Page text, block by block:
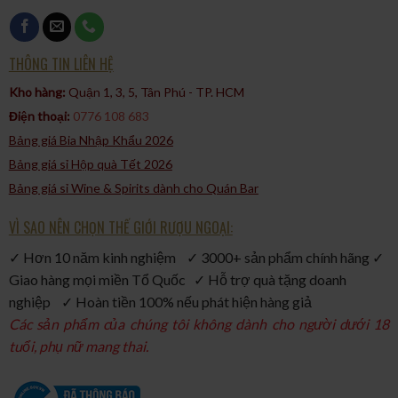
Giải thưởng Gold Medal tại cuộc thi International Wine and
Spirit Competition.
Giải thưởng Best Gin tại cuộc thi World Drinks Awards.
Giải thưởng Master Medal tại cuộc thi The Gin Masters.
Rượu Gin Gordon’s đã trở thành một biểu tượng của thế giới
gin và là một sự lựa chọn phổ biến cho những người yêu thích
cocktail và hương vị truyền thống của gin Anh
THÔNG TIN LIÊN HỆ
Kho hàng: Quận 1, 3, 5, Tân Phú - TP. HCM​
Điện thoại: 0776 108 683
Bảng giá Bia Nhập Khẩu 2026
Bảng giá sỉ Hộp quà Tết 2026
Bảng giá sỉ Wine & Spirits dành cho Quán Bar
VÌ SAO NÊN CHỌN THẾ GIỚI RƯỢU NGOẠI:
✓ Hơn 10 năm kinh nghiệm ✓ 3000+ sản phẩm chính hãng ✓
Giao hàng mọi miền Tổ Quốc ✓ Hỗ trợ quà tặng doanh
nghiệp ✓ Hoàn tiền 100% nếu phát hiện hàng giả
Các sản phẩm của chúng tôi không dành cho người dưới 18
tuổi, phụ nữ mang thai.